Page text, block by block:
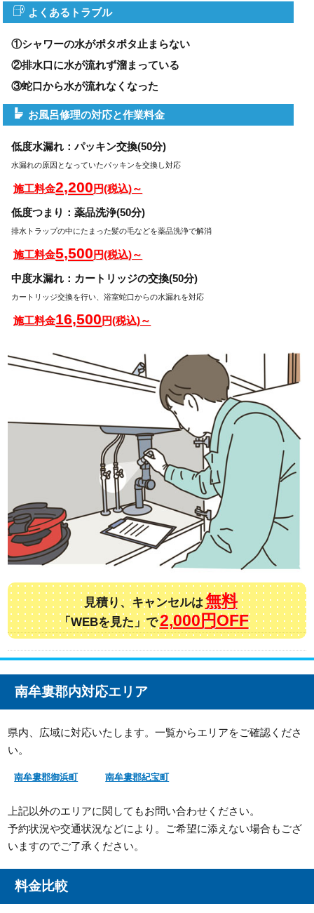
よくあるトラブル
①シャワーの水がポタポタ止まらない
②排水口に水が流れず溜まっている
③蛇口から水が流れなくなった
お風呂修理の対応と作業料金
低度水漏れ：パッキン交換(50分)
水漏れの原因となっていたパッキンを交換し対応
施工料金2,200円(税込)～
低度つまり：薬品洗浄(50分)
排水トラップの中にたまった髪の毛などを薬品洗浄で解消
施工料金5,500円(税込)～
中度水漏れ：カートリッジの交換(50分)
カートリッジ交換を行い、浴室蛇口からの水漏れを対応
施工料金16,500円(税込)～
見積り、キャンセルは 無料
「WEBを見た」で2,000円OFF
南牟婁郡内対応エリア
県内、広域に対応いたします。一覧からエリアをご確認くださ
い。
南牟婁郡御浜町 南牟婁郡紀宝町
上記以外のエリアに関してもお問い合わせください。
予約状況や交通状況などにより。ご希望に添えない場合もござ
いますのでご了承ください。
料金比較